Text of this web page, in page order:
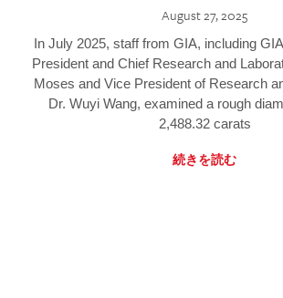
August 27, 2025
In July 2025, staff from GIA, including
President and Chief Research and
Moses and Vice President of Research
Dr. Wuyi Wang, examined a rough
2,488.32 carats
続きを読む